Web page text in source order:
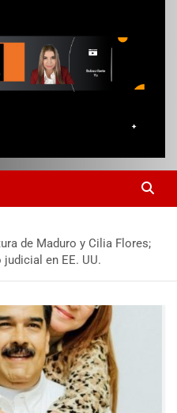
de Maduro y Cilia Flores;
en EE. UU.